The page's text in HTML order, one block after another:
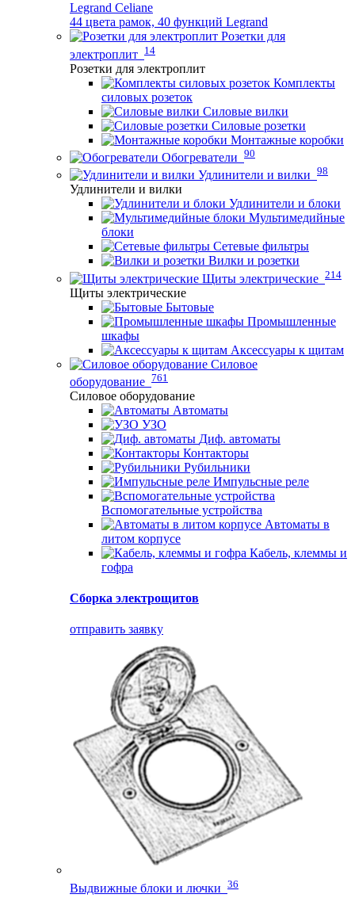
Legrand Celiane
44 цвета рамок, 40 функций Legrand
Розетки для
электроплит 14
Розетки для электроплит
Комплекты
силовых розеток
Силовые вилки
Силовые розетки
Монтажные коробки
Обогреватели 90
Удлинители и вилки 98
Удлинители и вилки
Удлинители и блоки
Мультимедийные
блоки
Сетевые фильтры
Вилки и розетки
Щиты электрические 214
Щиты электрические
Бытовые
Промышленные
шкафы
Аксессуары к щитам
Силовое
оборудование 761
Силовое оборудование
Автоматы
УЗО
Диф. автоматы
Контакторы
Рубильники
Импульсные реле
Вспомогательные устройства
Автоматы в
литом корпусе
Кабель, клеммы и
гофра
Сборка электрощитов
отправить заявку
Выдвижные блоки и лючки 36